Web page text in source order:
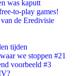
was kaputt
to-play games!
de Eredivisie
tijden
we stoppen #21
voorbeeld #3